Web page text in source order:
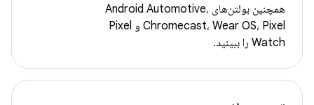
همچنین بولتن‌های Android Automotive،
Chromecast، Wear OS، Pixel و Pixel
Watch را ببینید.